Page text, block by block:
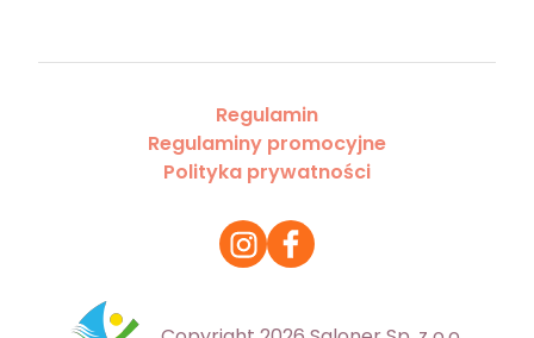
Regulamin
Regulaminy promocyjne
Polityka prywatności